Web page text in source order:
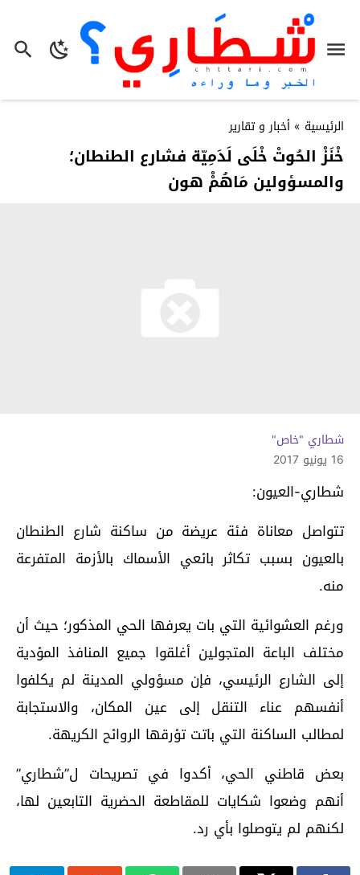
الرئيسية » أخبار و تقارير
خْنَزْ الحُوتْ خْلَى لَدَمِيّة فشارع الطنطان؛
والمسؤولين مَاهُمْْ هون
شطاري "خاص"
16 يونيو 2017
شطاري-العيون:
تتواصل معاناة فئة عريضة من ساكنة شارع الطنطان
بالعيون بسبب تكاثر بائعي الأسماك بالأزمة المتفرعة
منه.
ورغم العشوائية التي بات يعرفها الحي المذكور؛ حيث أن
مختلف الباعة المتجولين أغلقوا جميع المنافذ المؤدية
إلى الشارع الرئيسي، فإن مسؤولي المدينة لم يكلفوا
أنفسهم عناء التنقل إلى عين المكان، والاستجابة
لمطالب الساكنة التي باتت تؤرقها الروائح الكريهة.
بعض قاطني الحي، أكدوا في تصريحات ل”شطاري”
أنهم وضعوا شكايات للمقاطعة الحضرية التابعين لها،
لكنهم لم يتوصلوا بأي رد.